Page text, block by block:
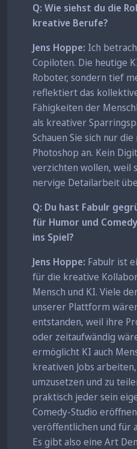
Q: Wie siehst du die
kreative Berufe?
Jens Hoppe: Ich
Copiloten. Die heutige
Roboter, sondern tief
reflektiert das
Fähigkeiten der
als kreativer
Schauen Sie sich nur
Photoshop an. Kein
verzichten wollen, weil
nervige Detailarbeit
Q: Du hast Fabulr
für Humor und
ins Spiel?
Jens Hoppe: Fabulr ist
für die kreative
Mensch und KI. Viele
unserer Plattform
entstanden, weil ihre
oder zeitaufwändig
ermöglicht KI auch
kreativen Jobs
umzusetzen und zu
praktisch jeder sein
Comedy-Studio
veröffentlichen und für
Es gibt also eine Art